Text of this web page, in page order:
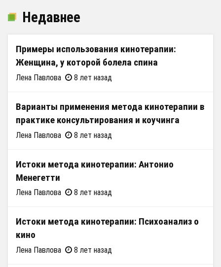
Недавнее
Примеры использования кинотерапии:
Женщина, у которой болела спина
Лена Павлова 8 лет назад
Варианты применения метода кинотерапии в
практике консультирования и коучинга
Лена Павлова 8 лет назад
Истоки метода кинотерапии: Антонио
Менегетти
Лена Павлова 8 лет назад
Истоки метода кинотерапии: Психоанализ о
кино
Лена Павлова 8 лет назад